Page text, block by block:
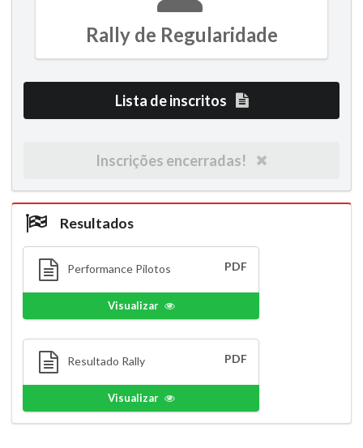
Rally de Regularidade
Lista de inscritos
Inscrições encerradas!
Resultados
Performance Pilotos PDF
Visualizar
Resultado Rally PDF
Visualizar